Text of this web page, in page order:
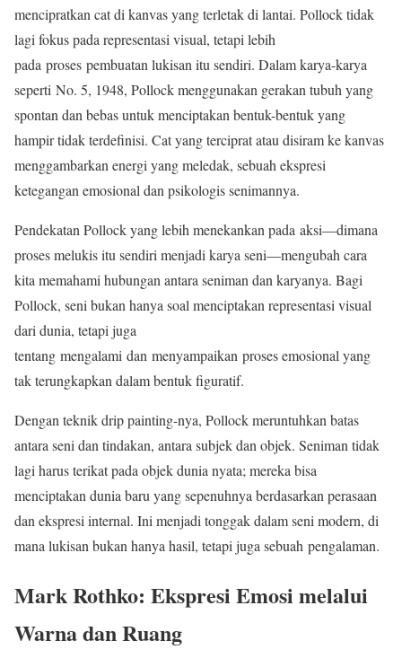
mencipratkan cat di kanvas yang terletak di lantai. Pollock tidak
lagi fokus pada representasi visual, tetapi lebih
pada proses pembuatan lukisan itu sendiri. Dalam karya-karya
seperti No. 5, 1948, Pollock menggunakan gerakan tubuh yang
spontan dan bebas untuk menciptakan bentuk-bentuk yang
hampir tidak terdefinisi. Cat yang terciprat atau disiram ke kanvas
menggambarkan energi yang meledak, sebuah ekspresi
ketegangan emosional dan psikologis senimannya.
Pendekatan Pollock yang lebih menekankan pada aksi—dimana
proses melukis itu sendiri menjadi karya seni—mengubah cara
kita memahami hubungan antara seniman dan karyanya. Bagi
Pollock, seni bukan hanya soal menciptakan representasi visual
dari dunia, tetapi juga
tentang mengalami dan menyampaikan proses emosional yang
tak terungkapkan dalam bentuk figuratif.
Dengan teknik drip painting-nya, Pollock meruntuhkan batas
antara seni dan tindakan, antara subjek dan objek. Seniman tidak
lagi harus terikat pada objek dunia nyata; mereka bisa
menciptakan dunia baru yang sepenuhnya berdasarkan perasaan
dan ekspresi internal. Ini menjadi tonggak dalam seni modern, di
mana lukisan bukan hanya hasil, tetapi juga sebuah pengalaman.
Mark Rothko: Ekspresi Emosi melalui
Warna dan Ruang